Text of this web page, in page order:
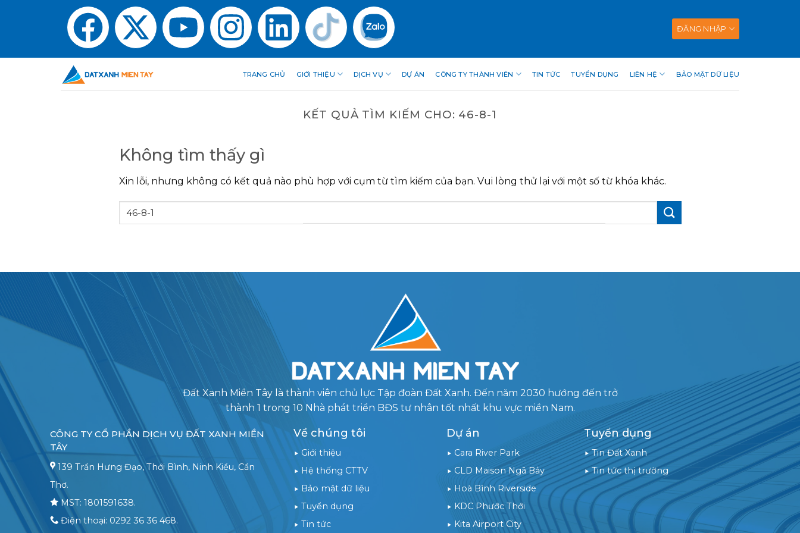
ĐĂNG NHẬP
TRANG CHỦ GIỚI THIỆU DỊCH VỤ DỰ ÁN CÔNG TY THÀNH VIÊN TIN TỨC TUYỂN DỤNG LIÊN HỆ BẢO MẬT DỮ LIỆU
KẾT QUẢ TÌM KIẾM CHO: 46-8-1
Không tìm thấy gì
Xin lỗi, nhưng không có kết quả nào phù hợp với cụm từ tìm kiếm của bạn. Vui lòng thử lại với một số từ khóa khác.
Đất Xanh Miền Tây là thành viên chủ lực Tập đoàn Đất Xanh. Đến năm 2030 hướng đến trở
thành 1 trong 10 Nhà phát triển BĐS tư nhân tốt nhất khu vực miền Nam.
CÔNG TY CỔ PHẦN DỊCH VỤ ĐẤT XANH MIỀN
TÂY
139 Trần Hưng Đạo, Thới Bình, Ninh Kiều, Cần
Thơ.
MST: 1801591638.
Điện thoại: 0292 36 36 468.
Về chúng tôi
Giới thiệu
Hệ thống CTTV
Bảo mật dữ liệu
Tuyển dụng
Tin tức
Dự án
Cara River Park
CLD Maison Ngã Bảy
Hoà Bình Riverside
KDC Phước Thới
Kita Airport City
Tuyển dụng
Tin Đất Xanh
Tin tức thị trường